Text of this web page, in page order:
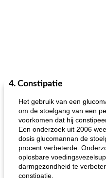
4. Constipatie
Het gebruik van een
om de stoelgang van een
voorkomen dat hij
Een onderzoek uit 2006
dosis glucomannan de
procent verbeterde.
oplosbare
darmgezondheid te
constipatie.